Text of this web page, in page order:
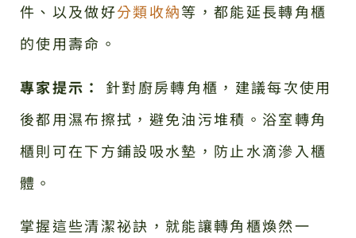
件、以及做好分類收納等，都能延長轉角櫃
的使用壽命。
專家提示：
針對廚房轉角櫃，建議每次使用
後都用濕布擦拭，避免油污堆積。浴室轉角
櫃則可在下方鋪設吸水墊，防止水滴滲入櫃
體。
掌握這些清潔祕訣，就能讓轉角櫃煥然一